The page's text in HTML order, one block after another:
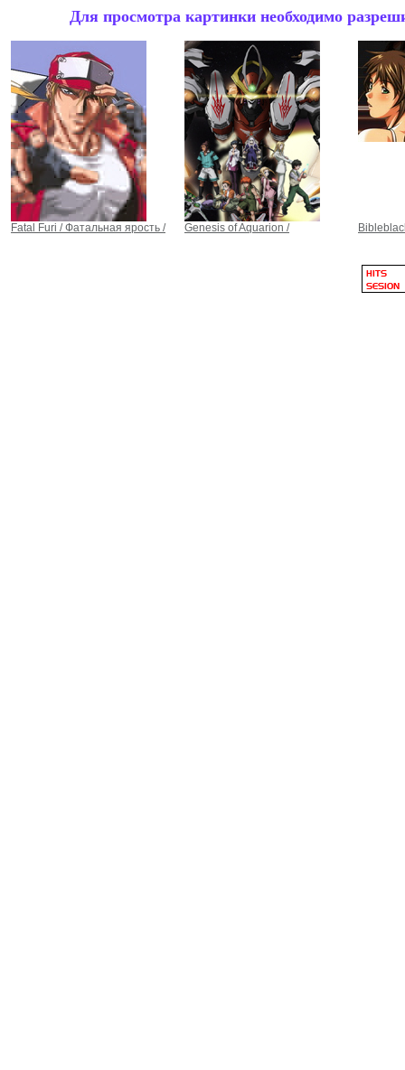
Для просмотра картинки необходимо
Fatal Furi / Фатальная ярость / Genesis of Aquarion /